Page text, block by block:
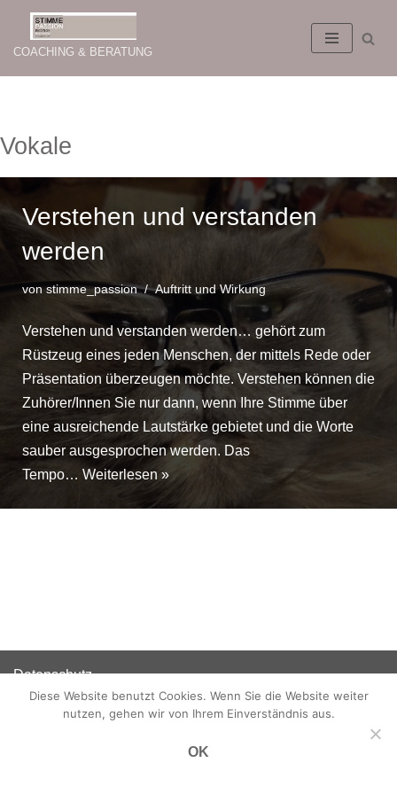
Zum
Inhalt
COACHING & BERATUNG
Vokale
Verstehen und verstanden
werden
vonstimme_passion Auftritt und Wirkung
Verstehen und verstanden werden… gehört zum
Rüstzeug eines jeden Menschen, der mittels Rede oder
Präsentation überzeugen möchte. Verstehen können die
Zuhörer/Innen Sie nur dann, wenn Ihre Stimme über
eine ausreichende Lautstärke gebietet und die Worte
sauber ausgesprochen werden. Das
Tempo… Weiterlesen »
Datenschutz
Disclaimer
Diese Website benutzt Cookies. Wenn Sie die Website weiter
nutzen, gehen wir von Ihrem Einverständnis aus.
OK